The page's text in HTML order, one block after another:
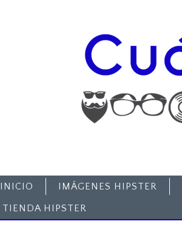
INICIO IMÁGENES HIPSTER
TIENDA HIPSTER